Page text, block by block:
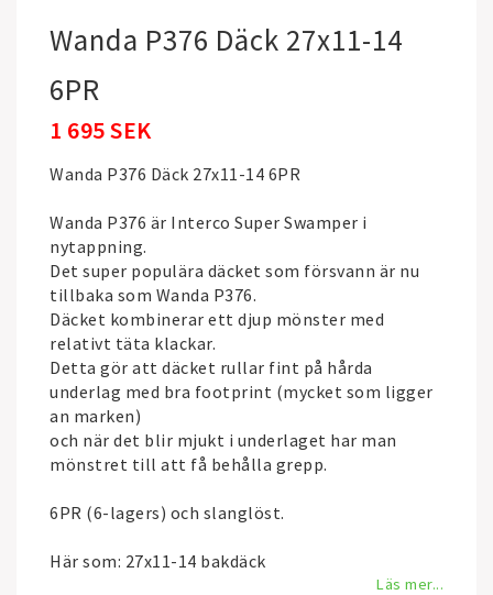
Wanda P376 Däck 27x11-14
6PR
1 695 SEK
Wanda P376 Däck 27x11-14 6PR
Wanda P376 är Interco Super Swamper i
nytappning.
Det super populära däcket som försvann är nu
tillbaka som Wanda P376.
Däcket kombinerar ett djup mönster med
relativt täta klackar.
Detta gör att däcket rullar fint på hårda
underlag med bra footprint (mycket som ligger
an marken)
och när det blir mjukt i underlaget har man
mönstret till att få behålla grepp.
6PR (6-lagers) och slanglöst.
Här som: 27x11-14 bakdäck
Läs mer...